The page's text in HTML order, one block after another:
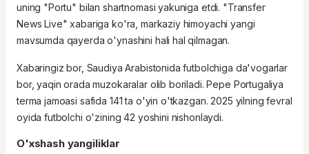
uning "Portu" bilan shartnomasi yakuniga etdi. "Transfer
News Live" xabariga ko'ra, markaziy himoyachi yangi
mavsumda qayerda o'ynashini hali hal qilmagan.
Xabaringiz bor, Saudiya Arabistonida futbolchiga da'vogarlar
bor, yaqin orada muzokaralar olib boriladi. Pepe Portugaliya
terma jamoasi safida 141 ta o'yin o'tkazgan. 2025 yilning fevral
oyida futbolchi o'zining 42 yoshini nishonlaydi.
O'xshash yangiliklar